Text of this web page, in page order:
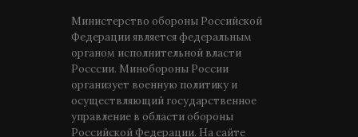
Министерство обороны Российской
Федерации является федеральным
органом исполнительной власти
Росссии. Минобороны России
организует военную политику и
осуществляющий государственное
управление в области обороны
Российской Федерации. На сайте